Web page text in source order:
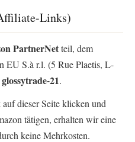
Links)
PartnerNetteil, dem
EU S.à r.l. (5 Rue Plaetis, L-
glossytrade-21.
dieser Seite klicken und
tätigen, erhalten wir eine
keine Mehrkosten.